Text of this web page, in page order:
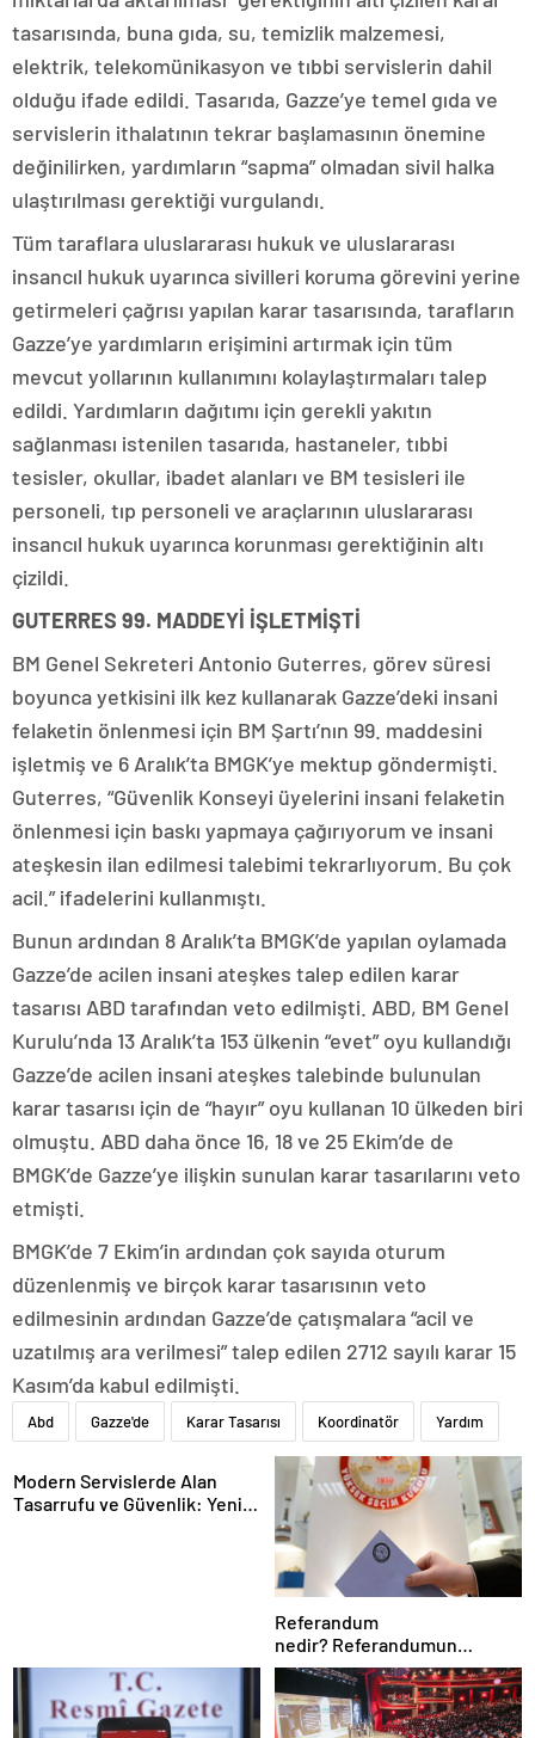
tasarısında, buna gıda, su, temizlik malzemesi,
elektrik, telekomünikasyon ve tıbbi servislerin dahil
olduğu ifade edildi. Tasarıda, Gazze’ye temel gıda ve
servislerin ithalatının tekrar başlamasının önemine
değinilirken, yardımların “sapma” olmadan sivil halka
ulaştırılması gerektiği vurgulandı.
Tüm taraflara uluslararası hukuk ve uluslararası
insancıl hukuk uyarınca sivilleri koruma görevini yerine
getirmeleri çağrısı yapılan karar tasarısında, tarafların
Gazze’ye yardımların erişimini artırmak için tüm
mevcut yollarının kullanımını kolaylaştırmaları talep
edildi. Yardımların dağıtımı için gerekli yakıtın
sağlanması istenilen tasarıda, hastaneler, tıbbi
tesisler, okullar, ibadet alanları ve BM tesisleri ile
personeli, tıp personeli ve araçlarının uluslararası
insancıl hukuk uyarınca korunması gerektiğinin altı
çizildi.
GUTERRES 99. MADDEYİ İŞLETMİŞTİ
BM Genel Sekreteri Antonio Guterres, görev süresi
boyunca yetkisini ilk kez kullanarak Gazze’deki insani
felaketin önlenmesi için BM Şartı’nın 99. maddesini
işletmiş ve 6 Aralık’ta BMGK’ye mektup göndermişti.
Guterres, “Güvenlik Konseyi üyelerini insani felaketin
önlenmesi için baskı yapmaya çağırıyorum ve insani
ateşkesin ilan edilmesi talebimi tekrarlıyorum. Bu çok
acil.” ifadelerini kullanmıştı.
Bunun ardından 8 Aralık’ta BMGK’de yapılan oylamada
Gazze’de acilen insani ateşkes talep edilen karar
tasarısı ABD tarafından veto edilmişti. ABD, BM Genel
Kurulu’nda 13 Aralık’ta 153 ülkenin “evet” oyu kullandığı
Gazze’de acilen insani ateşkes talebinde bulunulan
karar tasarısı için de “hayır” oyu kullanan 10 ülkeden biri
olmuştu. ABD daha önce 16, 18 ve 25 Ekim’de de
BMGK’de Gazze’ye ilişkin sunulan karar tasarılarını veto
etmişti.
BMGK’de 7 Ekim’in ardından çok sayıda oturum
düzenlenmiş ve birçok karar tasarısının veto
edilmesinin ardından Gazze’de çatışmalara “acil ve
uzatılmış ara verilmesi” talep edilen 2712 sayılı karar 15
Kasım’da kabul edilmişti.
Abd Gazze'de Karar Tasarısı Koordinatör Yardım
Modern Servislerde Alan
Tasarrufu ve Güvenlik: Yeni
Referandum
nedir? Referandumun
yapılma nedenleri